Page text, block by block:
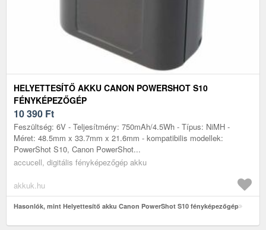
HELYETTESÍTŐ AKKU CANON POWERSHOT S10
FÉNYKÉPEZŐGÉP
10 390 Ft
Feszültség: 6V - Teljesítmény: 750mAh/4.5Wh - Típus: NiMH -
Méret: 48.5mm x 33.7mm x 21.6mm - kompatibilis modellek:
PowerShot S10, Canon PowerShot...
accucell, digitális fényképezőgép akku
akkuk.hu
Hasonlók, mint Helyettesítő akku Canon PowerShot S10 fényképezőgép